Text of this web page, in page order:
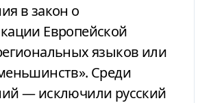
в закон о
Европейской
языков или
Среди
— исключили русский